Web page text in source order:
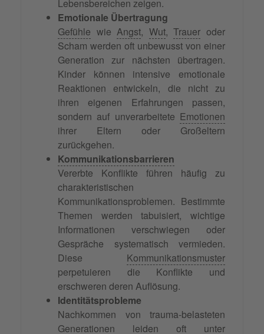
Lebensbereichen zeigen.
Emotionale Übertragung
Gefühle wieAngst, Wut,Trauer oder
Scham werden oft unbewusst von einer
Generation zur nächsten übertragen.
Kinder können intensive emotionale
Reaktionen entwickeln, die nicht zu
ihren eigenen Erfahrungen passen,
sondern auf unverarbeitete Emotionen
ihrer Eltern oder Großeltern
zurückgehen.
Kommunikationsbarrieren
Vererbte Konflikte führen häufig zu
charakteristischen
Kommunikationsproblemen. Bestimmte
Themen werden tabuisiert, wichtige
Informationen verschwiegen oder
Gespräche systematisch vermieden.
Diese Kommunikationsmuster
perpetuieren die Konflikte und
erschweren deren Auflösung.
Identitätsprobleme
Nachkommen von trauma-belasteten
Generationen leiden oft unter